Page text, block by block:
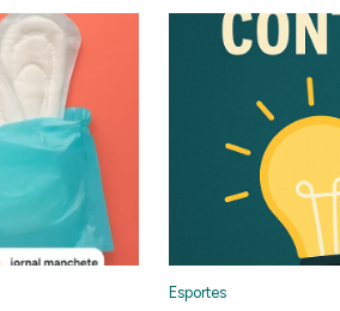
Esportes